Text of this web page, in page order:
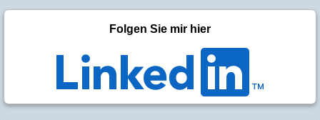
Folgen Sie mir hier